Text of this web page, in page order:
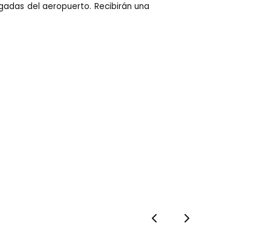
del aeropuerto. Recibirán una
Previous
Next